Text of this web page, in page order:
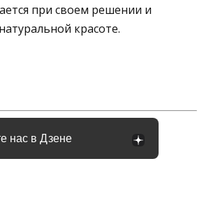
при своем решении и
красоте.
нас в Дзене